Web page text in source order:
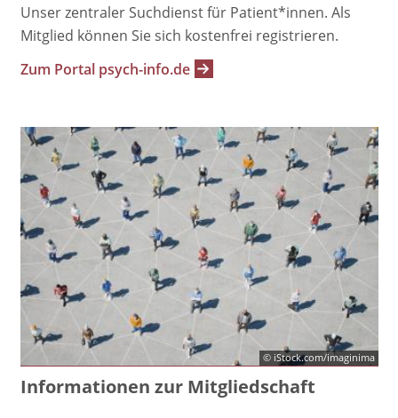
Unser zentraler Suchdienst für Patient*innen. Als
Mitglied können Sie sich kostenfrei registrieren.
Zum Portal psych-info.de
© iStock.com/imaginima
Informationen zur Mitgliedschaft